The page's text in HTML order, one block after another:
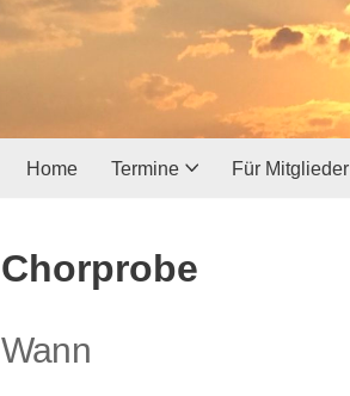
Home Termine Für Mitglieder
Chorprobe
Wann